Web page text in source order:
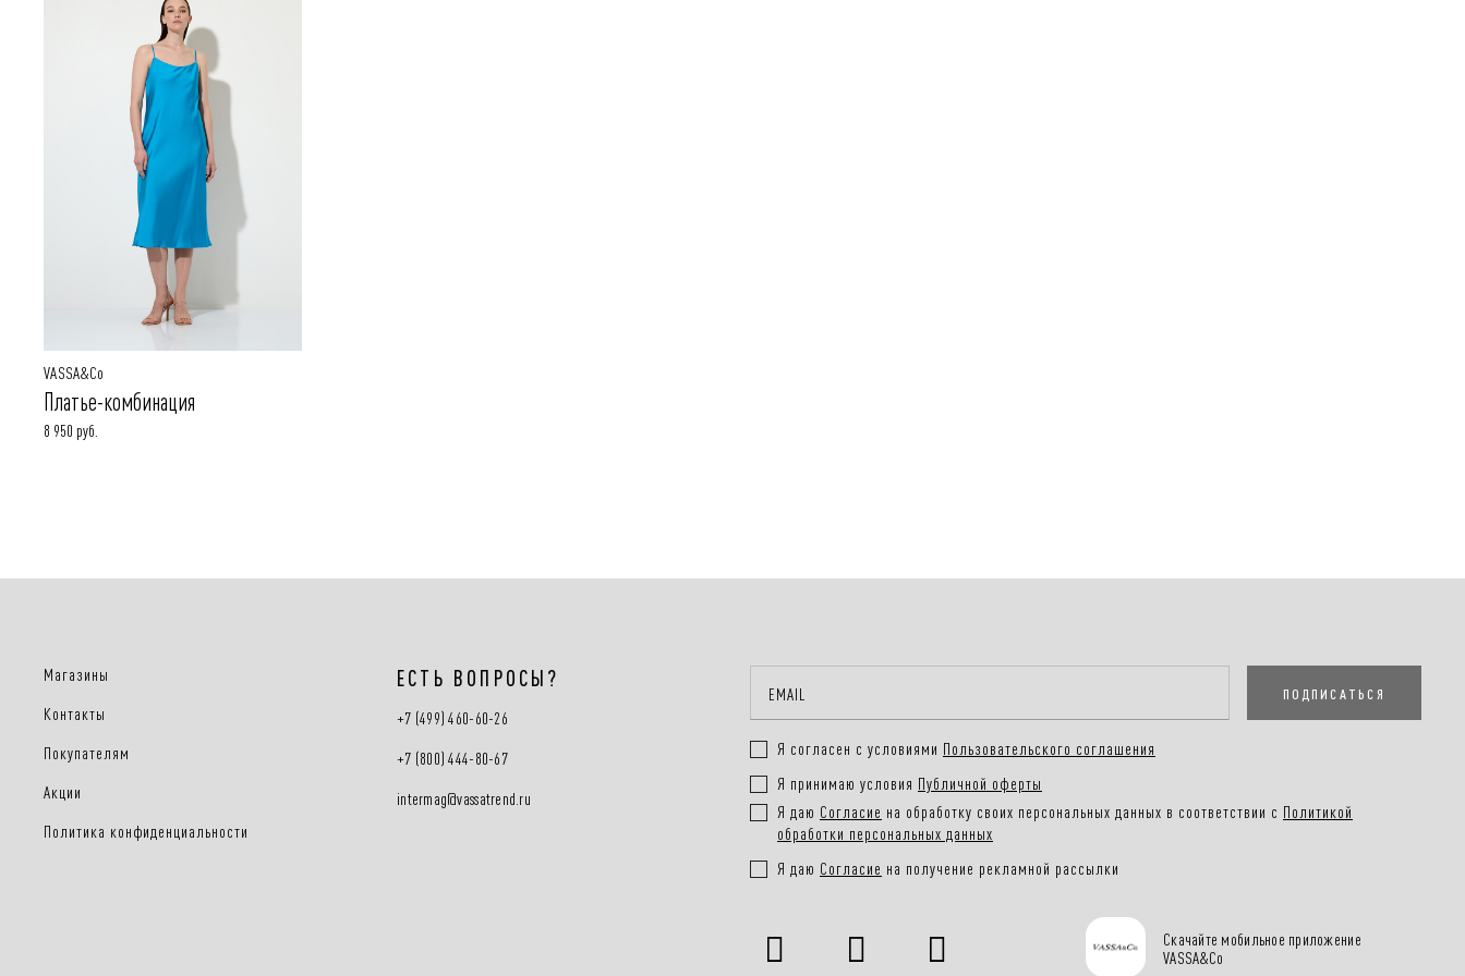
VASSA&Co
Платье-комбинация
8 950 руб.
Магазины
Контакты
Покупателям
Акции
Политика конфиденциальности
ЕСТЬ ВОПРОСЫ?
+7 (499) 460-60-26
+7 (800) 444-80-67
intermag@vassatrend.ru
ПОДПИСАТЬСЯ
Я согласен с условиями Пользовательского соглашения
Я принимаю условия Публичной оферты
Я даю Согласие на обработку своих персональных данных в соответствии с Политикой
обработки персональных данных
Я даю Согласие на получение рекламной рассылки
Скачайте мобильное приложение
VASSA&Co